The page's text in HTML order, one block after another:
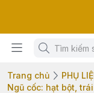
Trang chủ
PHỤ
Ngũ cốc: hạt bột,